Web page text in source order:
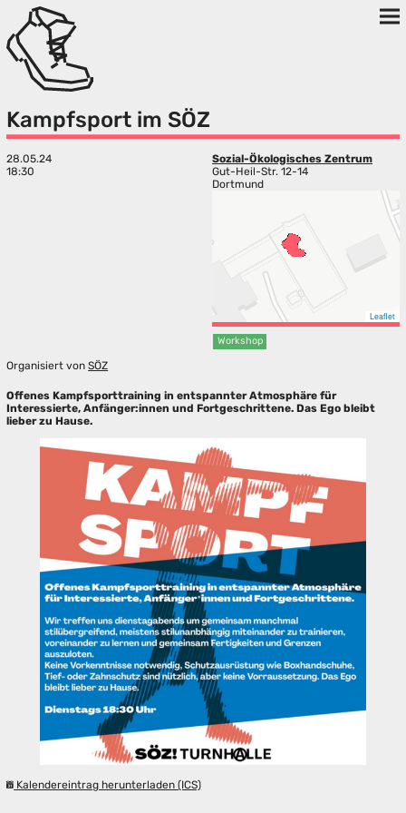
Kampfsport im SÖZ
28.05.24
18:30
Sozial-Ökologisches Zentrum
Gut-Heil-Str. 12-14
Dortmund
Leaflet
Workshop
Organisiert vonSÖZ
Offenes Kampfsporttraining in entspannter Atmosphäre für
Interessierte, Anfänger:innen und Fortgeschrittene. Das Ego bleibt
lieber zu Hause.
Kalendereintrag herunterladen (ICS)